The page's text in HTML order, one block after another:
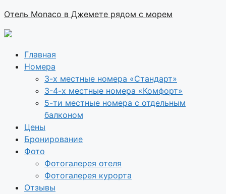
Отель Monaco в Джемете рядом с морем
Главная
Номера
3-х местные номера «Стандарт»
3-4-х местные номера «Комфорт»
5-ти местные номера с отдельным
балконом
Цены
Бронирование
Фото
Фотогалерея отеля
Фотогалерея курорта
Отзывы